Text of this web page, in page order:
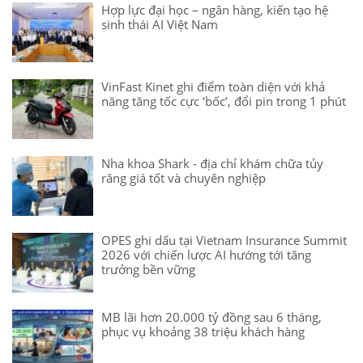
Hợp lực đại học – ngân hàng, kiến tạo hệ
sinh thái AI Việt Nam
VinFast Kinet ghi điểm toàn diện với khả
năng tăng tốc cực ‘bốc’, đổi pin trong 1 phút
Nha khoa Shark - địa chỉ khám chữa tủy
răng giá tốt và chuyên nghiệp
OPES ghi dấu tại Vietnam Insurance Summit
2026 với chiến lược AI hướng tới tăng
trưởng bền vững
MB lãi hơn 20.000 tỷ đồng sau 6 tháng,
phục vụ khoảng 38 triệu khách hàng